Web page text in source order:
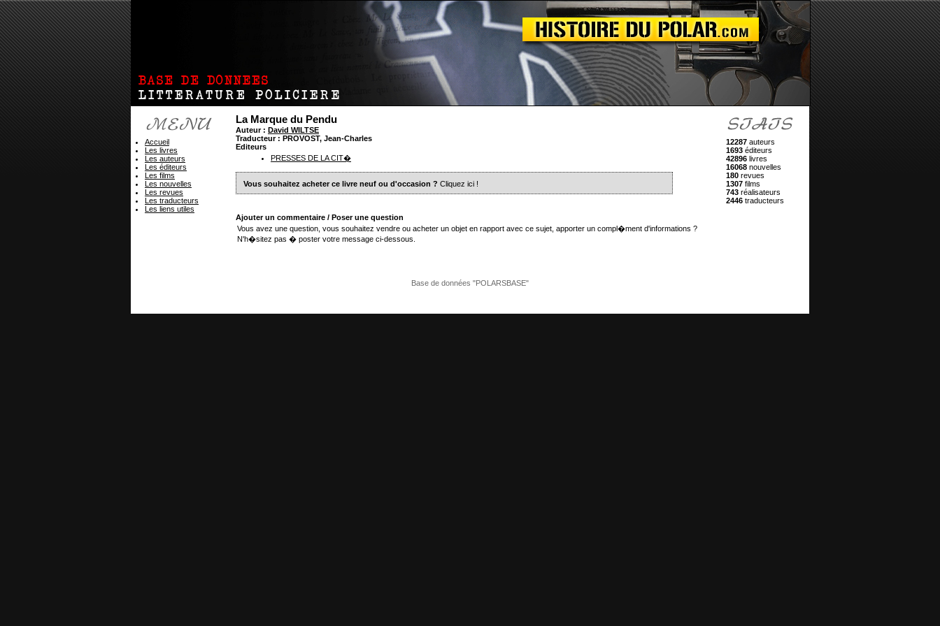
La Marque du Pendu
Auteur : David WILTSE
Traducteur : PROVOST, Jean-Charles
Editeurs
PRESSES DE LA CIT�
Vous souhaitez acheter ce livre neuf ou d'occasion ? Cliquez ici !
Ajouter un commentaire / Poser une question
Vous avez une question, vous souhaitez vendre ou acheter un objet en rapport avec ce sujet, apporter un compl�ment d'informations ?
N'h�sitez pas � poster votre message ci-dessous.
Accueil
Les livres
Les auteurs
Les éditeurs
Les films
Les nouvelles
Les revues
Les traducteurs
Les liens utiles
12287 auteurs
1693 éditeurs
42896 livres
16068 nouvelles
180 revues
1307 films
743 réalisateurs
2446 traducteurs
Base de données "POLARSBASE"